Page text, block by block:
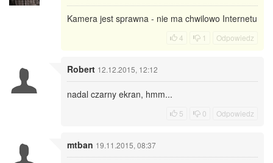
Kamera jest sprawna - nie ma chwilowo Internetu
4 1 Odpowiedz
Robert 12.12.2015, 12:12
nadal czarny ekran, hmm...
5 0 Odpowiedz
mtban 19.11.2015, 08:37